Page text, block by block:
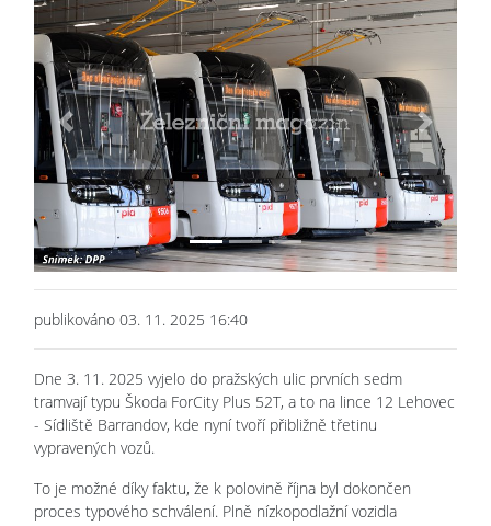
Previous Next
publikováno 03. 11. 2025 16:40
Dne 3. 11. 2025 vyjelo do pražských ulic prvních sedm
tramvají typu Škoda ForCity Plus 52T, a to na lince 12 Lehovec
- Sídliště Barrandov, kde nyní tvoří přibližně třetinu
vypravených vozů.
To je možné díky faktu, že k polovině října byl dokončen
proces typového schválení. Plně nízkopodlažní vozidla